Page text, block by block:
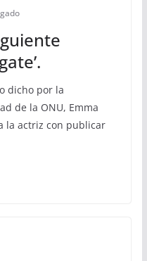
dicho por la
de la ONU, Emma
la actriz con publicar